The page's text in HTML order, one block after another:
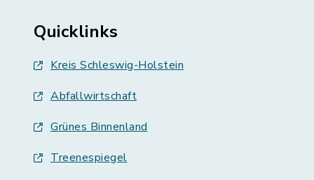
Quicklinks
Kreis Schleswig-Holstein
Abfallwirtschaft
Grünes Binnenland
Treenespiegel